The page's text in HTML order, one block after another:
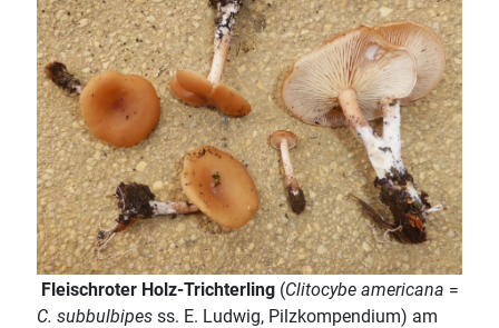
Fleischroter Holz-Trichterling (Clitocybe americana =
C. subbulbipes ss. E. Ludwig, Pilzkompendium) am